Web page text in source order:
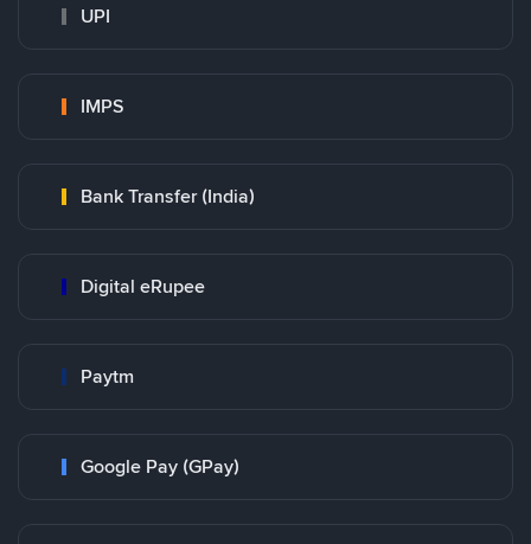
UPI
IMPS
Bank Transfer (India)
Digital eRupee
Paytm
Google Pay (GPay)